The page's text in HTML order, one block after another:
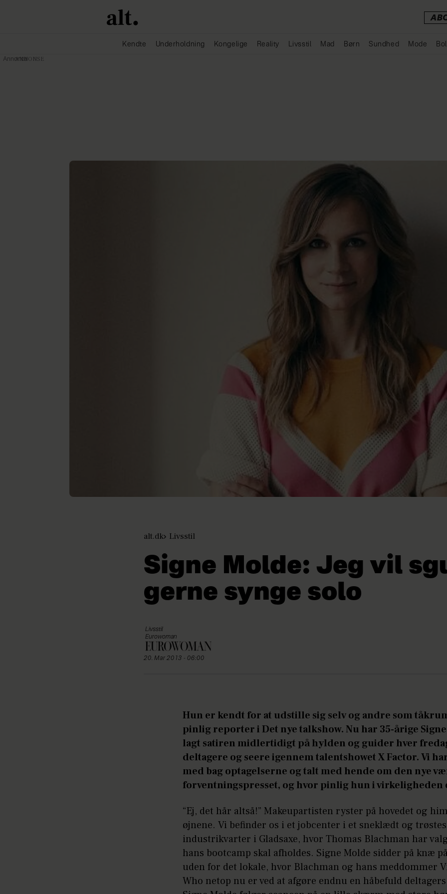
Kendte Underholdning Kongelige Reality Livsstil Mad Børn Sundhed Mode
alt.dk Livsstil
Signe Molde: Jeg vil
gerne synge solo
Livsstil
Eurowoman
20. Mar 2013 - 06:00
Hun er kendt for at udstille sig selv og andre som
pinlig reporter i Det nye talkshow. Nu har 35-årige
lagt satiren midlertidigt på hylden og guider hver
deltagere og seere igennem talentshowet X Factor. Vi
med bag optagelserne og talt med hende om den nye
forventningspresset, og hvor pinlig hun i virkeligheden
“Ej, det hår altså!” Makeupartisten ryster på hovedet og
øjnene. Vi befinder os i et jobcenter i et sneklædt og
industrikvarter i Gladsaxe, hvor Thomas Blachman har
hans bootcamp skal afholdes. Signe Molde sidder på knæ
uden for det lokale, hvor Blachman og hans meddommer
Who netop nu er ved at afgøre endnu en håbefuld
Annonce